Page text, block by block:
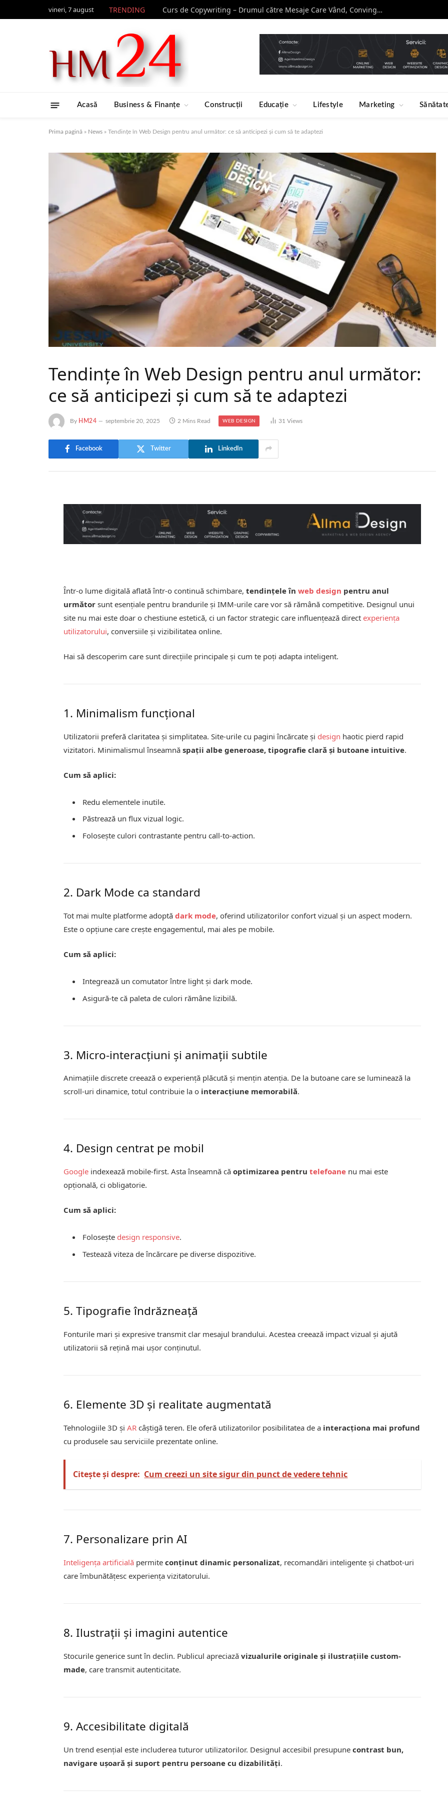
vineri, 7 august TRENDING Curs de Copywriting – Drumul către Mesaje Care Vând, Conving și Construiesc Branduri Puternice
Acasă Business & Finanțe Construcții Educație Lifestyle Marketing
Prima pagină » News » Tendințe în Web Design pentru anul următor: ce să anticipezi și cum să te adaptezi
Tendințe în Web Design pentru anul următor:
ce să anticipezi și cum să te adaptezi
By HM24 septembrie 20, 2025 2 Mins Read WEB DESIGN 31Views
Facebook Twitter LinkedIn
Într-o lume digitală aflată într-o continuă schimbare,tendințele înweb design pentru anul
următor sunt esențiale pentru brandurile și IMM-urile care vor să rămână competitive. Designul unui
site nu mai este doar o chestiune estetică, ci un factor strategic care influențează direct experiența
utilizatorului, conversiile și vizibilitatea online.
Hai să descoperim care sunt direcțiile principale și cum te poți adapta inteligent.
1. Minimalism funcțional
Utilizatorii preferă claritatea și simplitatea. Site-urile cu pagini încărcate și design haotic pierd rapid
vizitatori. Minimalismul înseamnăspații albe generoase, tipografie clară și butoane intuitive.
Cum să aplici:
Redu elementele inutile.
Păstrează un flux vizual logic.
Folosește culori contrastante pentru call-to-action.
2. Dark Mode ca standard
Tot mai multe platforme adoptădark mode, oferind utilizatorilor confort vizual și un aspect modern.
Este o opțiune care crește engagementul, mai ales pe mobile.
Cum să aplici:
Integrează un comutator între light și dark mode.
Asigură-te că paleta de culori rămâne lizibilă.
3. Micro-interacțiuni și animații subtile
Animațiile discrete creează o experiență plăcută și mențin atenția. De la butoane care se luminează la
scroll-uri dinamice, totul contribuie la o interacțiune memorabilă.
4. Design centrat pe mobil
Google indexează mobile-first. Asta înseamnă căoptimizarea pentrutelefoane nu mai este
opțională, ci obligatorie.
Cum să aplici:
Folosește design responsive.
Testează viteza de încărcare pe diverse dispozitive.
5. Tipografie îndrăzneață
Fonturile mari și expresive transmit clar mesajul brandului. Acestea creează impact vizual și ajută
utilizatorii să rețină mai ușor conținutul.
6. Elemente 3D și realitate augmentată
Tehnologiile 3D șiAR câștigă teren. Ele oferă utilizatorilor posibilitatea de a interacționa mai profund
cu produsele sau serviciile prezentate online.
Citește și despre: Cum creezi un site sigur din punct de vedere tehnic
7. Personalizare prin AI
Inteligența artificială permiteconținut dinamic personalizat, recomandări inteligente și chatbot-uri
care îmbunătățesc experiența vizitatorului.
8. Ilustrații și imagini autentice
Stocurile generice sunt în declin. Publicul apreciazăvizualurile originale și ilustrațiile custom-
made, care transmit autenticitate.
9. Accesibilitate digitală
Un trend esențial este includerea tuturor utilizatorilor. Designul accesibil presupunecontrast bun,
navigare ușoară și suport pentru persoane cu dizabilități.